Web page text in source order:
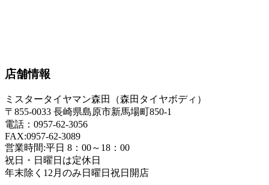
店舗情報
ミスタータイヤマン森田（森田タイヤボディ）
〒855-0033 長崎県島原市新馬場町850-1
電話：0957-62-3056
FAX:0957-62-3089
営業時間:平日 8：00～18：00
祝日・日曜日は定休日
年末除く12月のみ日曜日祝日開店